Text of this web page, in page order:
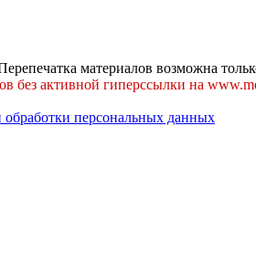
материалов возможна
без активной гиперссылки на
персональных данных